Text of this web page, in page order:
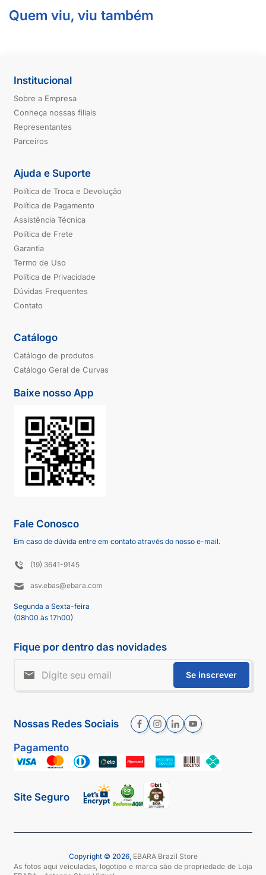
Quem viu, viu também
Institucional
Sobre a Empresa
Conheça nossas filiais
Representantes
Parceiros
Ajuda e Suporte
Política de Troca e Devolução
Política de Pagamento
Assistência Técnica
Política de Frete
Garantia
Termo de Uso
Política de Privacidade
Dúvidas Frequentes
Contato
Catálogo
Catálogo de produtos
Catálogo Geral de Curvas
Baixe nosso App
Fale Conosco
Em caso de dúvida entre em contato através do nosso e-mail.
(19) 3641-9145
asv.ebas@ebara.com
Segunda a Sexta-feira
(08h00 às 17h00)
Fique por dentro das novidades
Se inscrever
Nossas Redes Sociais
Pagamento
Site Seguro
Copyright © 2026, EBARA Brazil Store
As fotos aqui veiculadas, logotipo e marca são de propriedade de Loja